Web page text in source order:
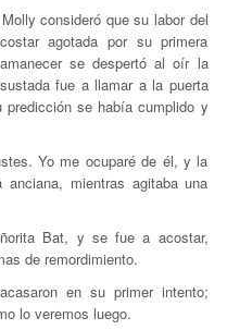
consideró que su labor del
agotada por su primera
se despertó al oír la
fue a llamar a la puerta
se había cumplido y
Yo me ocuparé de él, y la
mientras agitaba una
Bat, y se fue a acostar,
de remordimiento.
en su primer intento;
lo veremos luego.